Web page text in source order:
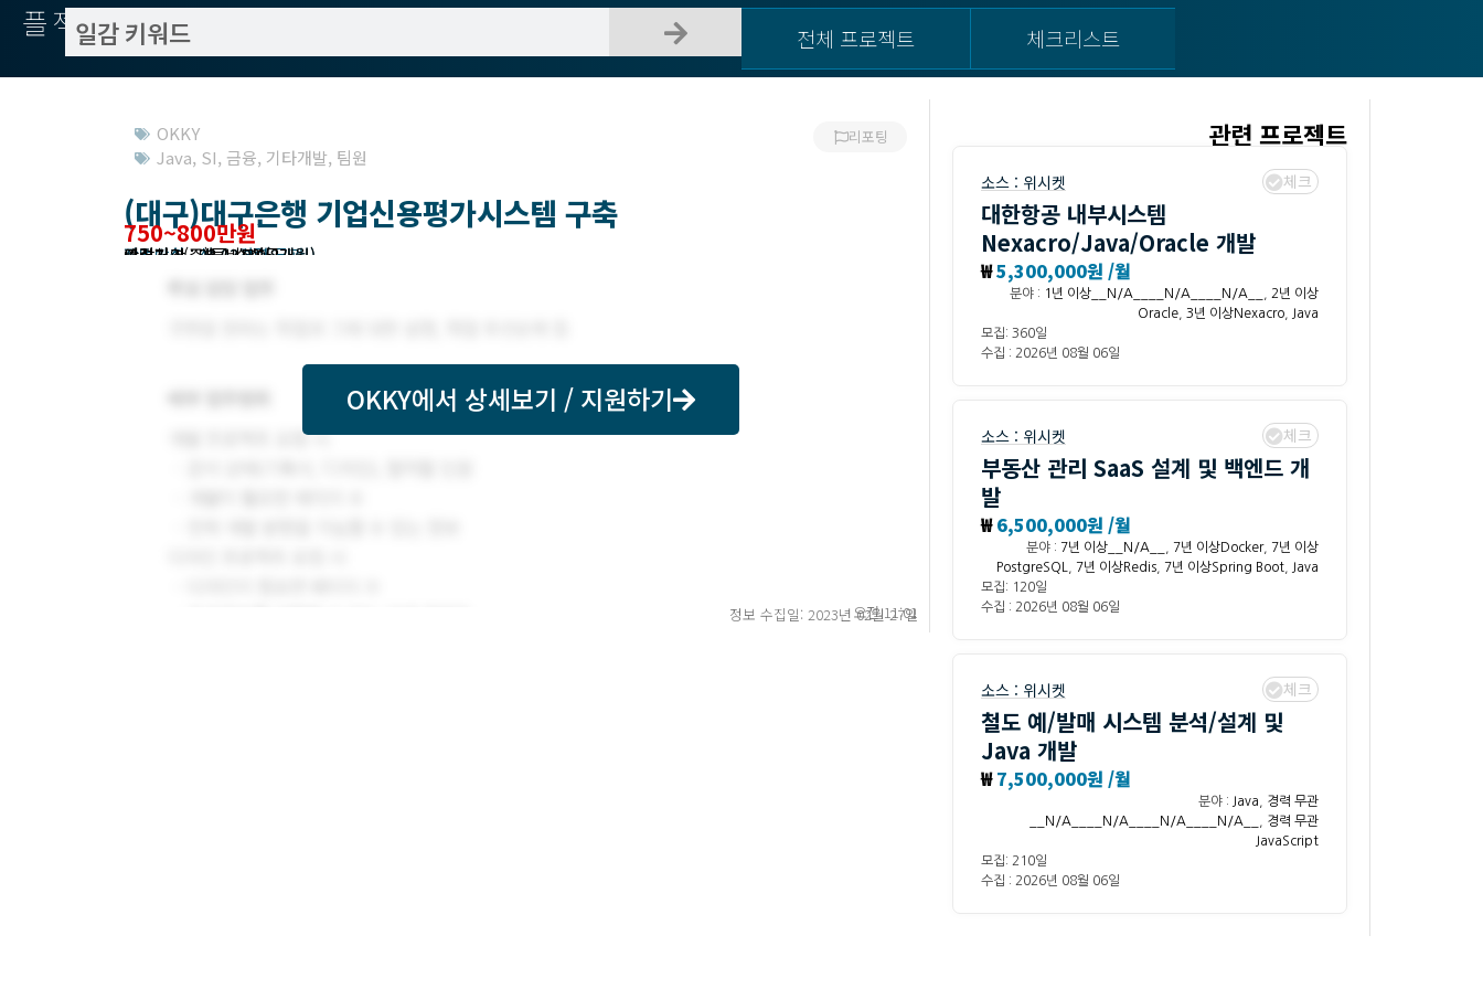
플젝서치 전체 프로젝트 체크리스트
OKKY
Java, SI, 금융, 기타개발, 팀원
리포팅
(대구)대구은행 기업신용평가시스템 구축
750~800만원
작업방식 : 상근, 경력 무관
모집기한 : 23.03.02 (8개월)
예상기간 : 23.03.02 (8개월)
모집처 : (주)투비모아
관련지역 : 대구 수성구
OKKY에서 상세보기 / 지원하기
정보 수집일: 2023년 02월 27일
오전 11:01
관련 프로젝트
소스 : 위시켓 체크
대한항공 내부시스템
Nexacro/Java/Oracle 개발
₩5,300,000원 /월
분야 : 1년 이상__N/A____N/A____N/A__
2년 이상
Oracle
3년 이상Nexacro
Java
모집: 360일
수집 : 2026년 08월 06일
소스 : 위시켓 체크
부동산 관리 SaaS 설계 및 백엔드 개
발
₩6,500,000원 /월
분야 : 7년 이상__N/A__ 7년 이상Docker, 7년 이상
PostgreSQL
7년 이상Redis 7년 이상Spring Boot
Java
모집: 120일
수집 : 2026년 08월 06일
소스 : 위시켓 체크
철도 예/발매 시스템 분석/설계 및
Java 개발
₩7,500,000원 /월
분야 : Java
경력 무관
__N/A____N/A____N/A____N/A__
경력 무관
JavaScript
모집: 210일
수집 : 2026년 08월 06일